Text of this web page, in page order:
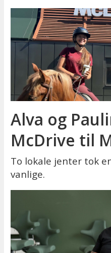
Alva og
McDrive til
To lokale jenter tok
vanlige.